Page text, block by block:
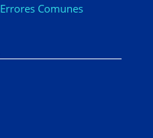
Errores Comunes